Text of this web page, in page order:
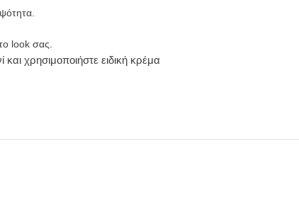
look σας.
χρησιμοποιήστε ειδική κρέμα